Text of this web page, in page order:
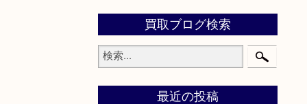
買取ブログ検索
最近の投稿